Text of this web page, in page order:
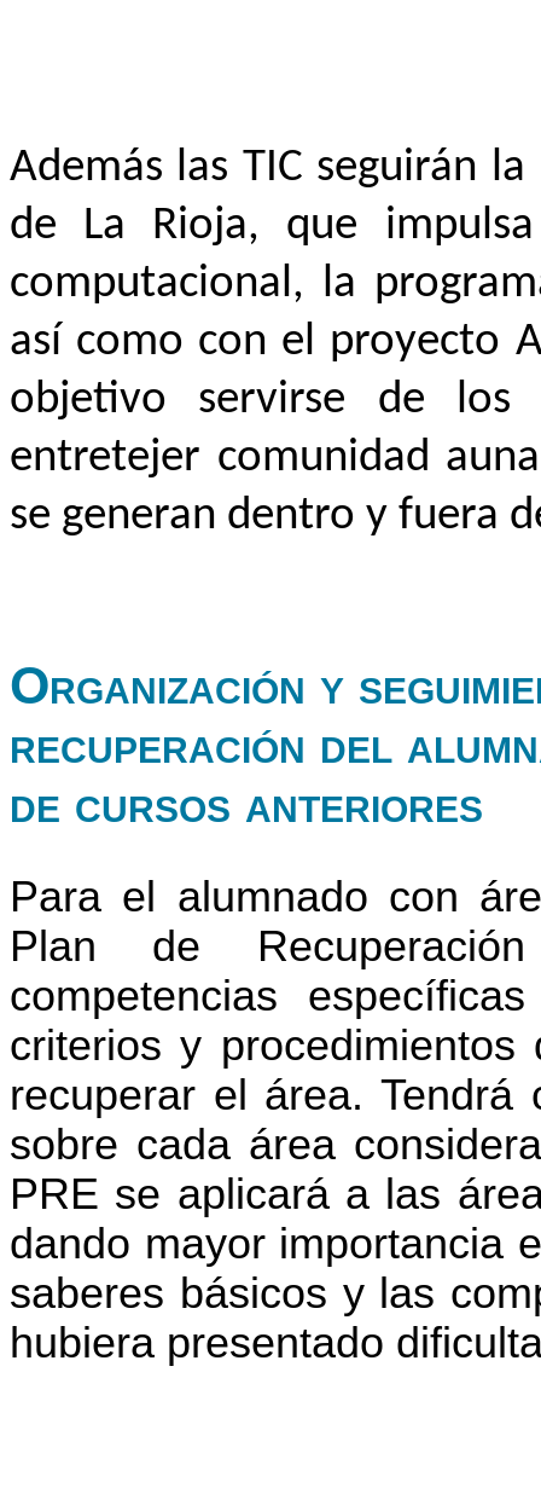
Además las TIC seguirán
de La Rioja, que
computacional, la
así como con el proyecto
objetivo servirse de los
entretejer comunidad
se generan dentro y fuera
Organización y
recuperación del
de cursos anteriores
Para el alumnado con
Plan de
competencias
criterios y
recuperar el área.
sobre cada área
PRE se aplicará a las
dando mayor importancia
saberes básicos y las
hubiera presentado